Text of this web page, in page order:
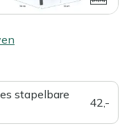
stapelbare
42,-